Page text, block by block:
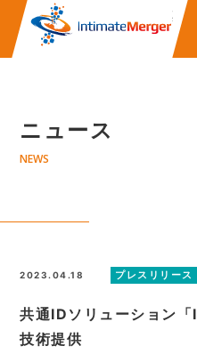
株
ニュース
NEWS
2023.04.18 プレスリリース
共通IDソリューション
技術提供